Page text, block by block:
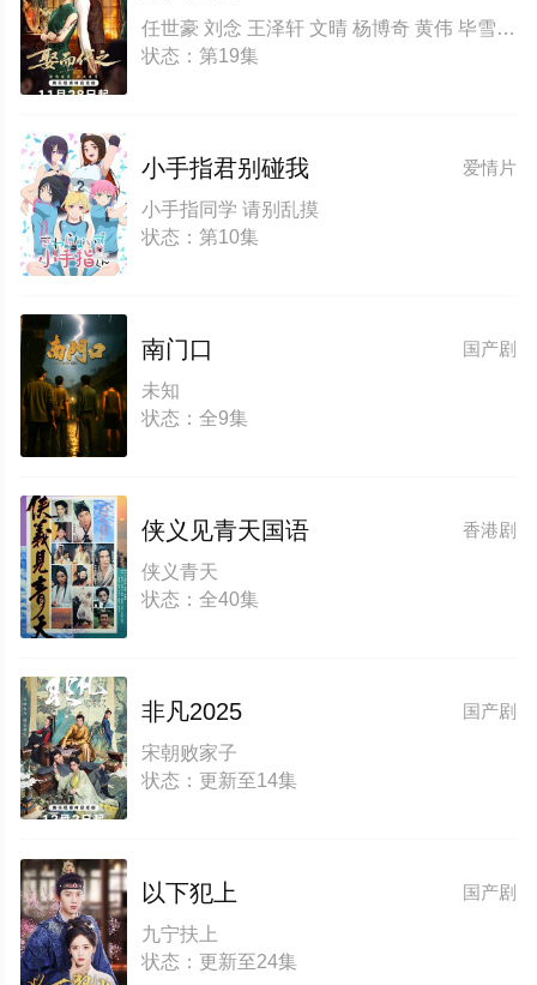
任世豪 刘念 王泽轩 文晴 杨博奇 黄伟 毕雪 任重 杭筱玥 高伟亮
状态：第19集
爱情片
小手指君别碰我
小手指同学 请别乱摸
状态：第10集
国产剧
南门口
未知
状态：全9集
香港剧
侠义见青天国语
侠义青天
状态：全40集
国产剧
非凡2025
宋朝败家子
状态：更新至14集
国产剧
以下犯上
九宁扶上
状态：更新至24集